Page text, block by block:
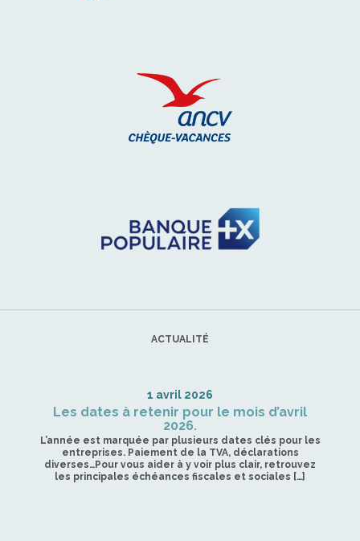
ACTUALITÉ
1 avril 2026
Les dates à retenir pour le mois d’avril
2026.
L’année est marquée par plusieurs dates clés pour les
entreprises. Paiement de la TVA, déclarations
diverses…Pour vous aider à y voir plus clair, retrouvez
les principales échéances fiscales et sociales […]